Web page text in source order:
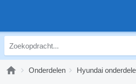
Onderdelen Hyundai